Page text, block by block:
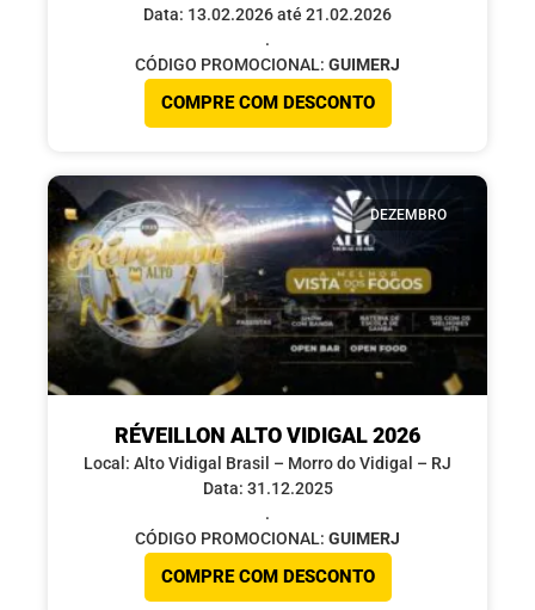
Data: 13.02.2026 até 21.02.2026
.
CÓDIGO PROMOCIONAL: GUIMERJ
COMPRE COM DESCONTO
DEZEMBRO
RÉVEILLON ALTO VIDIGAL 2026
Local: Alto Vidigal Brasil – Morro do Vidigal – RJ
Data: 31.12.2025
.
CÓDIGO PROMOCIONAL: GUIMERJ
COMPRE COM DESCONTO